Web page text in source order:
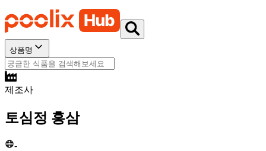
상품명
제조사
토심정 홍삼
-